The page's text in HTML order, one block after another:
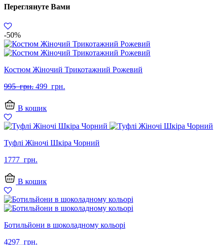
Переглянуте Вами
-50%
Костюм Жіночий Трикотажний Рожевий
995 грн. Оригінальна
грн..
499 грн.
В кошик
Туфлі Жіночі Шкіра Чорний
1777 грн.
В кошик
Ботильйони в шоколадному кольорі
4297 грн.